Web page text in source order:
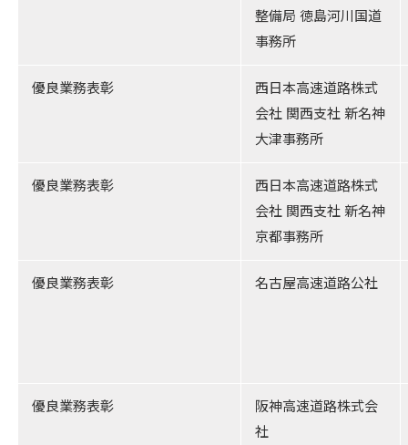
整備局 徳島河川国道
事務所
優良業務表彰
西日本高速道路株式
会社 関西支社 新名神
大津事務所
優良業務表彰
西日本高速道路株式
会社 関西支社 新名神
京都事務所
優良業務表彰 名古屋高速道路公社
優良業務表彰
阪神高速道路株式会
社